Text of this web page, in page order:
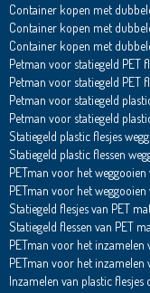
Container kopen met
Container kopen met
Container kopen met
Petman voor statiegeld PET
Petman voor statiegeld PET
Petman voor statiegeld
Petman voor statiegeld
Statiegeld plastic flesjes
Statiegeld plastic flessen
PETman voor het weggooien
PETman voor het weggooien
Statiegeld flesjes van PET
Statiegeld flessen van PET
PETman voor het inzamelen
PETman voor het inzamelen
Inzamelen van plastic